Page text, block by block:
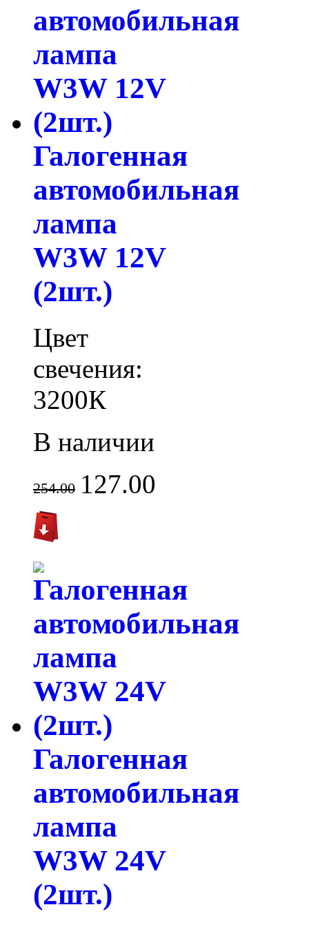
Галогенная
автомобильная
лампа
W3W 12V
(2шт.)
Цвет
свечения:
3200К
В наличии
254.00 127.00
Галогенная
автомобильная
лампа
W3W 24V
(2шт.)